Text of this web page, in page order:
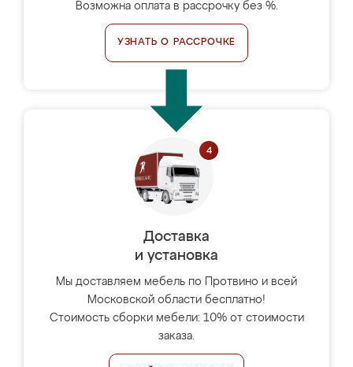
Возможна оплата в рассрочку без %.
УЗНАТЬ О РАССРОЧКЕ
Доставка
и установка
Мы доставляем мебель по Протвино и всей
Московской области бесплатно!
Стоимость сборки мебели: 10% от стоимости
заказа.